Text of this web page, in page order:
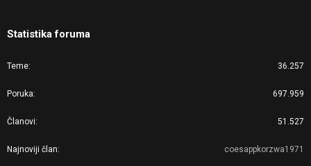
Statistika foruma
Teme 36.257
Poruka 697.959
Članovi 51.527
Najnoviji član coesappkorzwa1971